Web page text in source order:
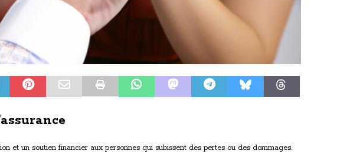
et un soutien financier aux personnes qui subissent des pertes ou des dommages.